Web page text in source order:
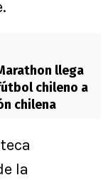
llega
chileno a
chilena
la